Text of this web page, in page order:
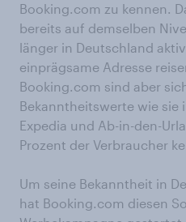
Booking.com zu kennen.
bereits auf demselben
länger in Deutschland
einprägsame Adresse
Booking.com sind aber
Bekanntheitswerte wie sie
Expedia und Ab-in-den-
Prozent der Verbraucher
Um seine Bekanntheit in
hat Booking.com diesen